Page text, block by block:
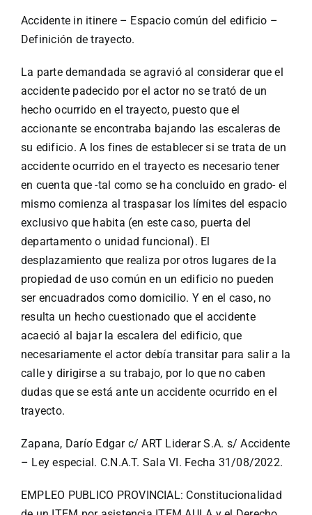
Accidente in itinere – Espacio común del edificio –
Definición de trayecto.
La parte demandada se agravió al considerar que el
accidente padecido por el actor no se trató de un
hecho ocurrido en el trayecto, puesto que el
accionante se encontraba bajando las escaleras de
su edificio. A los fines de establecer si se trata de un
accidente ocurrido en el trayecto es necesario tener
en cuenta que -tal como se ha concluido en grado- el
mismo comienza al traspasar los límites del espacio
exclusivo que habita (en este caso, puerta del
departamento o unidad funcional). El
desplazamiento que realiza por otros lugares de la
propiedad de uso común en un edificio no pueden
ser encuadrados como domicilio. Y en el caso, no
resulta un hecho cuestionado que el accidente
acaeció al bajar la escalera del edificio, que
necesariamente el actor debía transitar para salir a la
calle y dirigirse a su trabajo, por lo que no caben
dudas que se está ante un accidente ocurrido en el
trayecto.
Zapana, Darío Edgar c/ ART Liderar S.A. s/ Accidente
– Ley especial. C.N.A.T. Sala VI. Fecha 31/08/2022.
EMPLEO PUBLICO PROVINCIAL: Constitucionalidad